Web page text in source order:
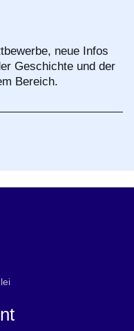
neue Infos
Geschichte und der
Bereich.